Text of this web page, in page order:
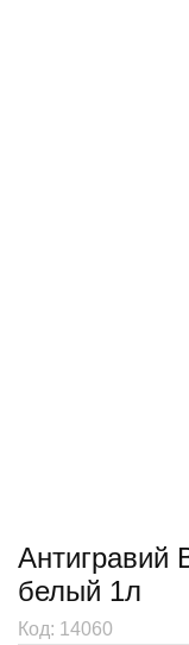
Антигравий
белый 1л
Код: 14060